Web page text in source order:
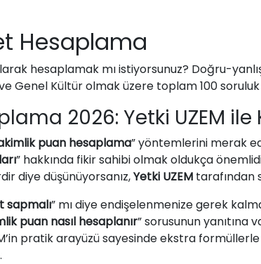
Hesaplama
hesaplamak mı istiyorsunuz? Doğru-
Genel Kültür olmak üzere toplam 100 soruluk
2026: Yetki UZEM ile
puan hesaplama” yöntemlerini merak
” hakkında fikir sahibi olmak oldukça
diye düşünüyorsanız,Yetki UZEM tarafından
sapmalı” mı diye endişelenmenize gerek
puan nasıl hesaplanır” sorusunun yanıtına
pratik arayüzü sayesinde ekstra